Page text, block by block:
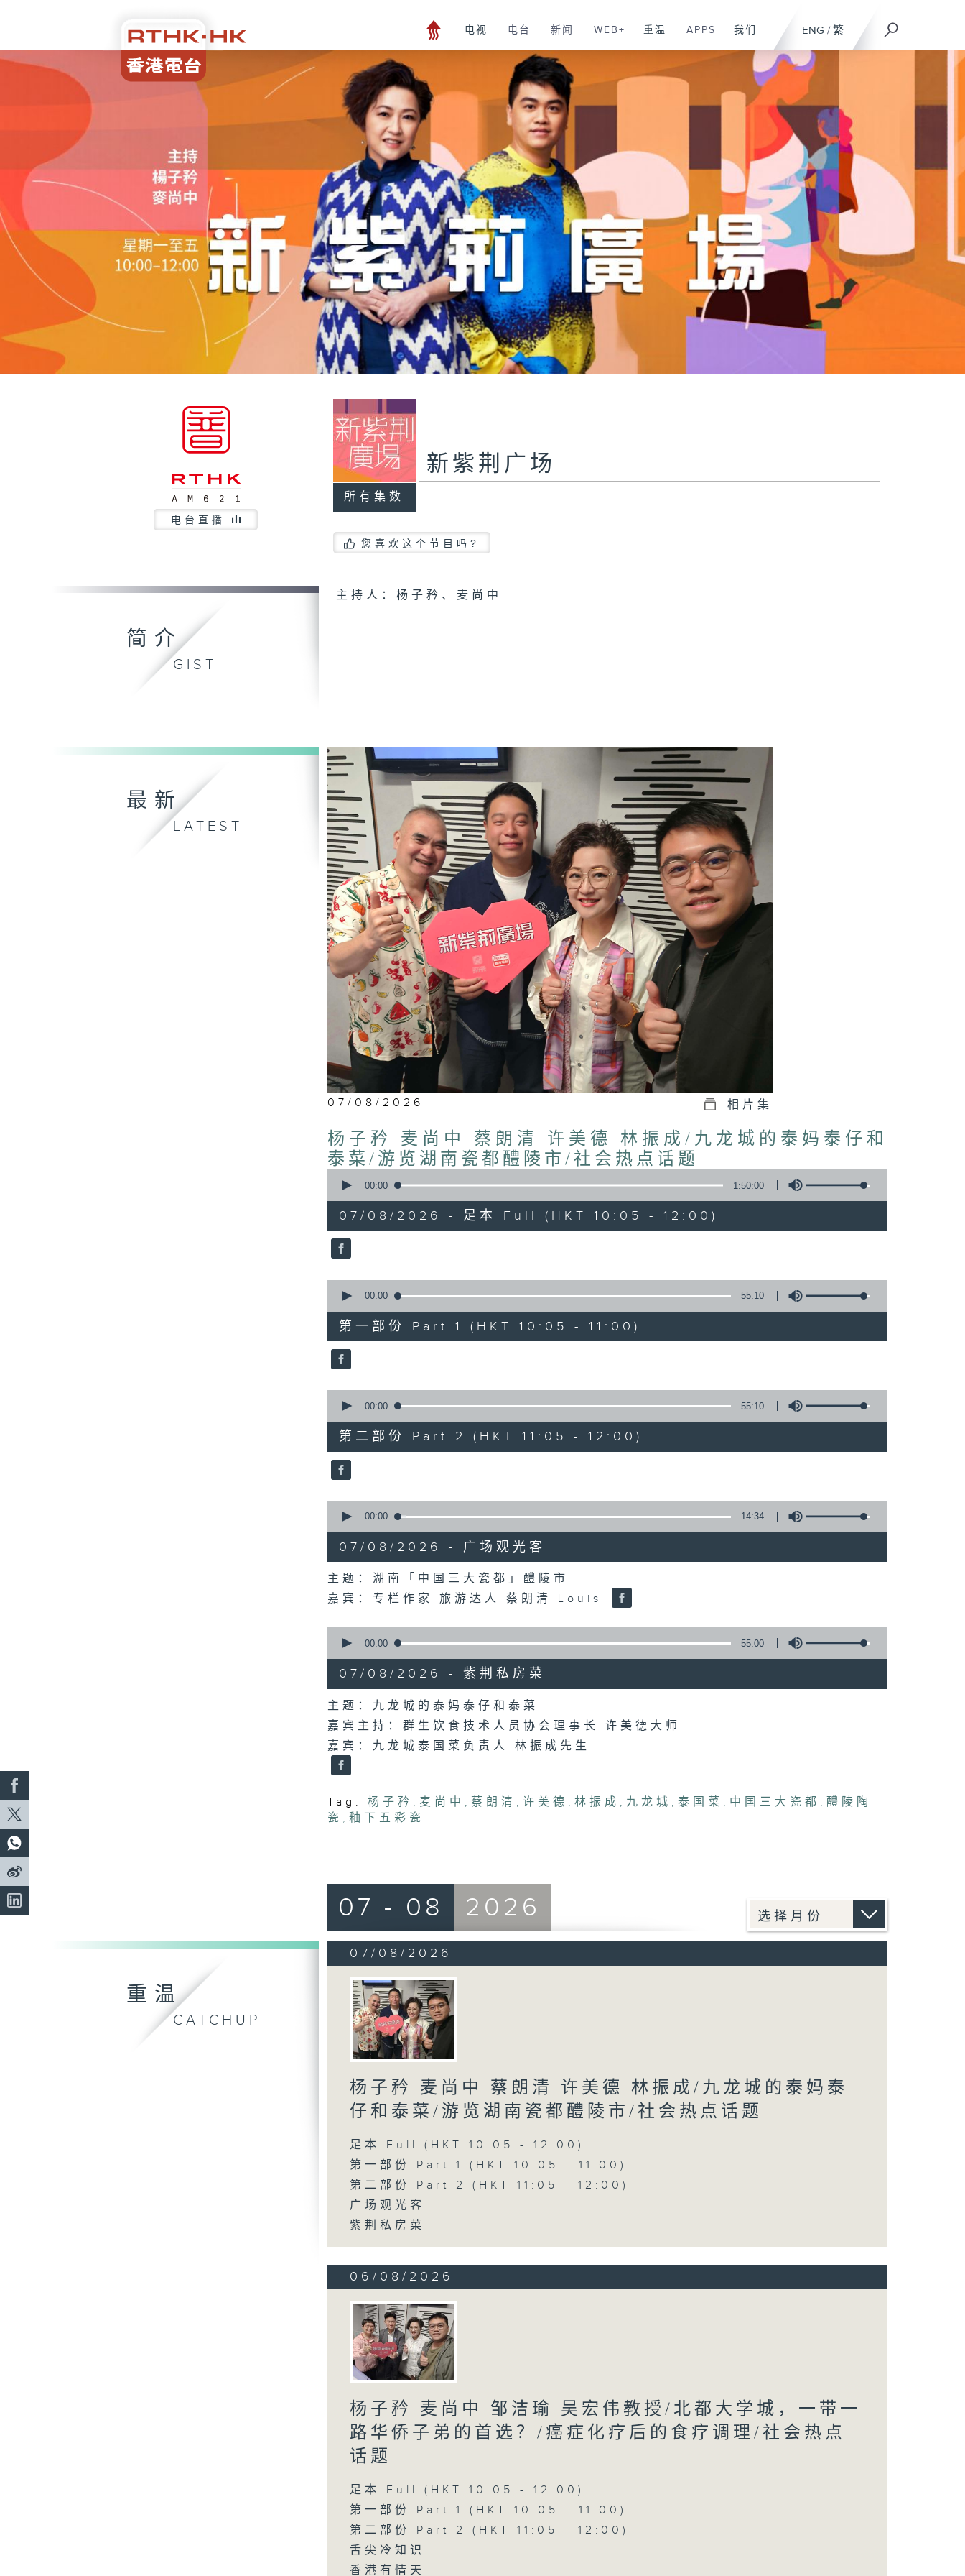
ENG / 繁
电视 电台 新闻 WEB+ 重温 APPS 我们
电台直播
所有集数
新紫荆广场
您喜欢这个节目吗?
简介
GIST
主持人：杨子矜、麦尚中
最新
LATEST
07/08/2026 相片集
杨子矜 麦尚中 蔡朗清 许美德 林振成/九龙城的泰妈泰仔和
泰菜/游览湖南瓷都醴陵市/社会热点话题
seconds
hour,
50
minutes,
0
90%
00:00 1:50:00
07/08/2026 - 足本 Full (HKT 10:05 - 12:00)
seconds
55
minutes,
10
seconds
90%
00:00 55:10
第一部份 Part 1 (HKT 10:05 - 11:00)
seconds
55
minutes,
10
seconds
90%
00:00 55:10
第二部份 Part 2 (HKT 11:05 - 12:00)
seconds
14
minutes,
34
secondsVolume
90%
00:00 14:34
07/08/2026 - 广场观光客
主题：湖南「中国三大瓷都」醴陵市
嘉宾：专栏作家 旅游达人 蔡朗清 Louis
seconds
55
minutes,
0
secondsVolume
90%
00:00 55:00
07/08/2026 - 紫荆私房菜
主题：九龙城的泰妈泰仔和泰菜
嘉宾主持：群生饮食技术人员协会理事长 许美德大师
嘉宾：九龙城泰国菜负责人 林振成先生
Tag: 杨子矜 , 麦尚中 , 蔡朗清 , 许美德 , 林振成 , 九龙城 , 泰国菜 , 中国三大瓷都 , 醴陵陶
瓷 , 釉下五彩瓷
重温
CATCHUP
07 - 08 2026
07/08/2026
杨子矜 麦尚中 蔡朗清 许美德 林振成/九龙城的泰妈泰
仔和泰菜/游览湖南瓷都醴陵市/社会热点话题
足本 Full (HKT 10:05 - 12:00)
第一部份 Part 1 (HKT 10:05 - 11:00)
第二部份 Part 2 (HKT 11:05 - 12:00)
广场观光客
紫荆私房菜
06/08/2026
杨子矜 麦尚中 邹洁瑜 吴宏伟教授/北都大学城，一带一
路华侨子弟的首选？/癌症化疗后的食疗调理/社会热点
话题
足本 Full (HKT 10:05 - 12:00)
第一部份 Part 1 (HKT 10:05 - 11:00)
第二部份 Part 2 (HKT 11:05 - 12:00)
舌尖冷知识
香港有情天